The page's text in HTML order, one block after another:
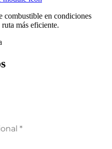
combustible en condiciones
más eficiente.